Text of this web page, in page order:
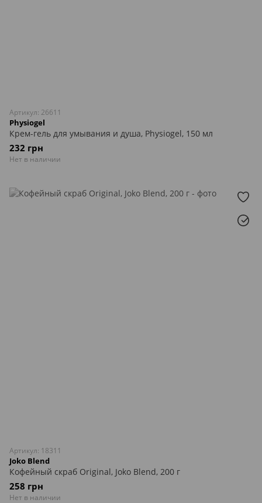
Артикул: 26611
Physiogel
Крем-гель для умывания и душа, Physiogel, 150 мл
232 грн
Нет в наличии
Артикул: 18311
Joko Blend
Кофейный скраб Original, Joko Blend, 200 г
258 грн
Нет в наличии